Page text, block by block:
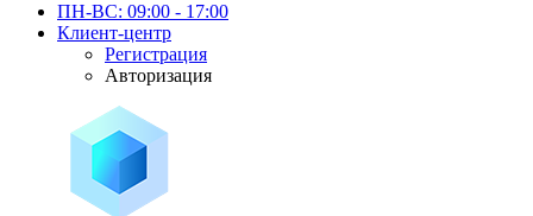
ПН-ВС: 09:00 - 17:00
Клиент-центр
Регистрация
Авторизация